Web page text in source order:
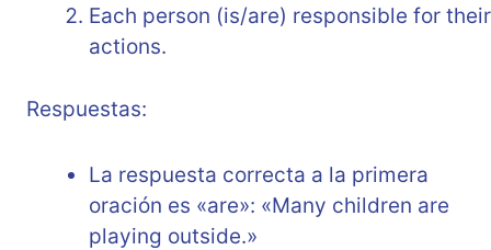
Each person (is/are) responsible for their
actions.
Respuestas:
La respuesta correcta a la primera
oración es «are»: «Many children are
playing outside.»